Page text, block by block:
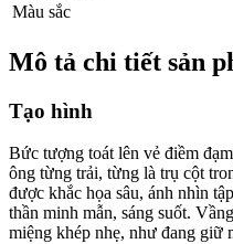
Màu sắc
Mô tả chi tiết sản
Tạo hình
Bức tượng toát lên vẻ điềm
ông từng trải, từng là trụ cột
được khắc họa sâu, ánh nhìn
thần minh mẫn, sáng suốt.
miệng khép nhẹ, như đang giữ